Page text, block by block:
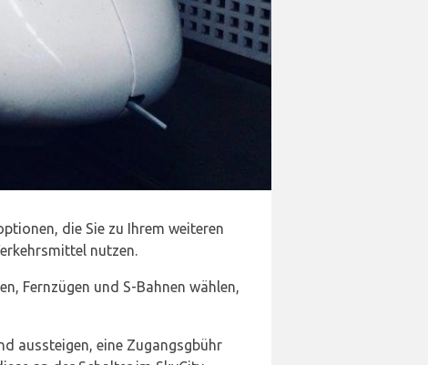
die Sie zu Ihrem weiteren
nutzen.
Fernzügen und S-Bahnen wählen,
aussteigen, eine Zugangsgbühr